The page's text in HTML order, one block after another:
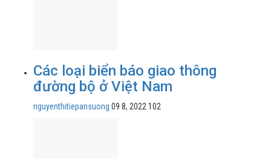
Các loại biển báo giao thông
đường bộ ở Việt Nam
nguyenthitiepansuong 09 8, 2022102